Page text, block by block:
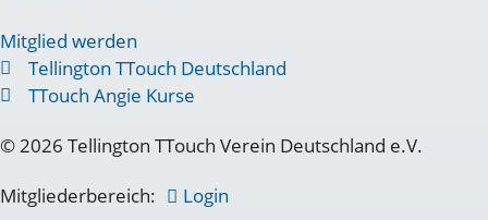
Mitglied werden
Tellington TTouch Deutschland
TTouch Angie Kurse
© 2026 Tellington TTouch Verein Deutschland e.V.
Mitgliederbereich:
Login